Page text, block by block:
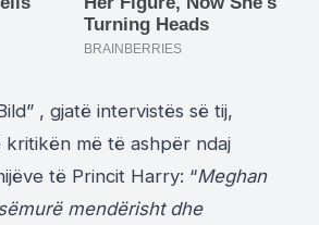
, gjatë intervistës së tij,
kritikën më të ashpër ndaj
të Princit Harry: “Meghan
mendërisht dhe